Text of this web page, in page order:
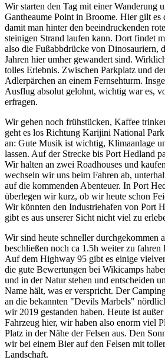
Wir starten den Tag mit einer Wanderung
Gantheaume Point in Broome. Hier gilt es
damit man hinter den beeindruckenden
steinigen Strand laufen kann. Dort findet
also die Fußabbdrücke von Dinosauriern,
Jahren hier umher gewandert sind.
tolles Erlebnis. Zwischen Parkplatz und
Adlerpärchen an einem Fernsehturm.
Ausflug absolut gelohnt, wichtig war es,
erfragen.
Wir gehen noch frühstücken, Kaffee
geht es los Richtung Karijini National
an: Gute Musik ist wichtig, Klimaanlage
lassen. Auf der Strecke bis Port Hedland
Wir halten an zwei Roadhouses und
wechseln wir uns beim Fahren ab,
auf die kommenden Abenteuer. In Port
überlegen wir kurz, ob wir heute schon
Wir könnten den Industriehafen von Port
gibt es aus unserer Sicht nicht viel zu
Wir sind heute schneller durchgekommen
beschließen noch ca 1.5h weiter zu
Auf dem Highway 95 gibt es einige
die gute Bewertungen bei Wikicamps
und in der Natur stehen und entscheiden
Name hält, was er verspricht. Der
an die bekannten "Devils Marbels"
wir 2019 gestanden haben. Heute ist
Fahrzeug hier, wir haben also enorm viel
Platz in der Nähe der Felsen aus. Den
wir bei einem Bier auf den Felsen mit
Landschaft.